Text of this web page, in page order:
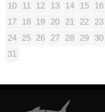
10
11 12 13 14 15
16
17 18 19 20 21 22
23
24 25 26 27 28 29
30
31